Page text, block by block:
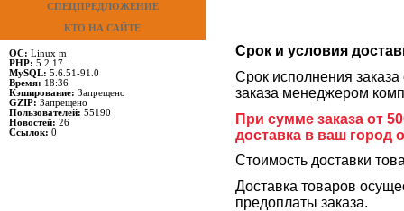
СПЕЦПРЕДЛОЖЕНИЕ
КТО НА САЙТЕ
ОС: Linux m
PHP: 5.2.17
MySQL: 5.6.51-91.0
Время: 18:36
Кэширование: Запрещено
GZIP: Запрещено
Пользователей: 55190
Новостей: 26
Ссылок: 0
Срок и условия
Срок исполнения
заказа менеджером
При сумме заказа от
доставка в ваш город
Стоимость доставки
Доставка товаров
предоплаты заказа.